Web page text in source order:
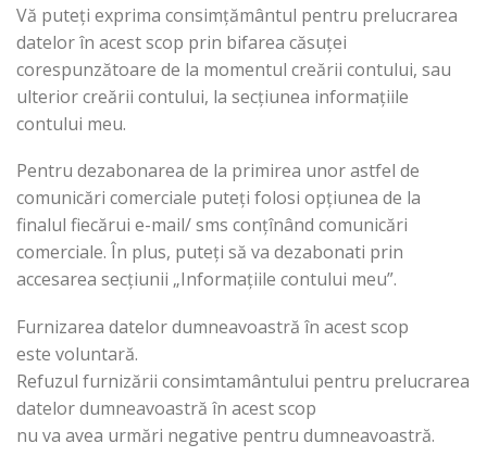
Vă puteți exprima consimțământul pentru prelucrarea
datelor în acest scop prin bifarea căsuței
corespunzătoare de la momentul creării contului, sau
ulterior creării contului, la secțiunea informațiile
contului meu.
Pentru dezabonarea de la primirea unor astfel de
comunicări comerciale puteți folosi opțiunea de la
finalul fiecărui e-mail/ sms conțînând comunicări
comerciale. În plus, puteți să va dezabonati prin
accesarea secțiunii „Informațiile contului meu”.
Furnizarea datelor dumneavoastră în acest scop
este voluntară.
Refuzul furnizării consimtamântului pentru prelucrarea
datelor dumneavoastră în acest scop
nu va avea urmări negative pentru dumneavoastră.